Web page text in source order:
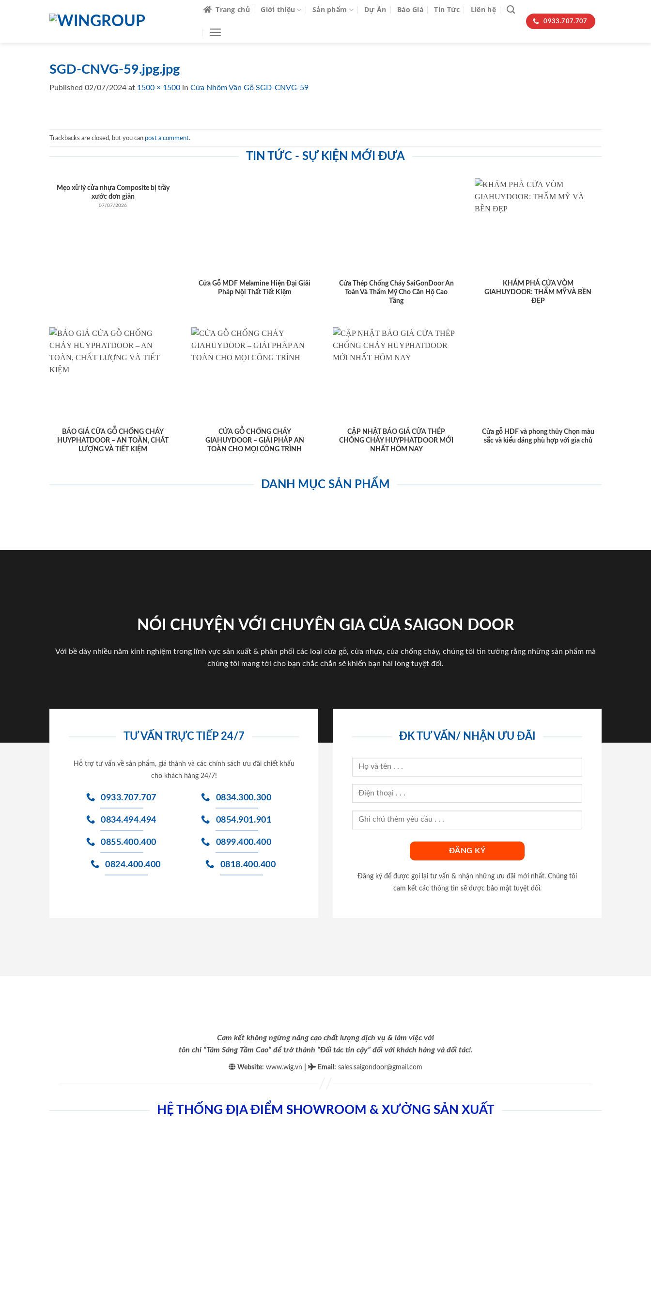
Trang chủ Giới thiệu Sản phẩm Dự Án Báo Giá Tin Tức Liên hệ
0933.707.707
SGD-CNVG-59.jpg.jpg
Published 02/07/2024 at 1500 × 1500 in Cửa Nhôm Vân Gỗ SGD-CNVG-59
Trackbacks are closed, but you can post a comment.
TIN TỨC - SỰ KIỆN MỚI ĐƯA
Mẹo xử lý cửa nhựa Composite bị trầy
xước đơn giản
07/07/2026
Cửa Gỗ MDF Melamine Hiện Đại Giải
Pháp Nội Thất Tiết Kiệm
Cửa Thép Chống Cháy SaiGonDoor An
Toàn Và Thẩm Mỹ Cho Căn Hộ Cao
Tầng
KHÁM PHÁ CỬA VÒM
GIAHUYDOOR: THẨM MỸ VÀ BỀN
ĐẸP
BÁO GIÁ CỬA GỖ CHỐNG CHÁY
HUYPHATDOOR – AN TOÀN, CHẤT
LƯỢNG VÀ TIẾT KIỆM
CỬA GỖ CHỐNG CHÁY
GIAHUYDOOR – GIẢI PHÁP AN
TOÀN CHO MỌI CÔNG TRÌNH
CẬP NHẬT BÁO GIÁ CỬA THÉP
CHỐNG CHÁY HUYPHATDOOR MỚI
NHẤT HÔM NAY
Cửa gỗ HDF và phong thủy Chọn màu
sắc và kiểu dáng phù hợp với gia chủ
DANH MỤC SẢN PHẨM
NÓI CHUYỆN VỚI CHUYÊN GIA CỦA SAIGON DOOR
Với bề dày nhiều năm kinh nghiệm trong lĩnh vực sản xuất & phân phối các loại cửa gỗ, cửa nhựa, của chống cháy, chúng tôi tin tưởng rằng những sản phẩm mà
chúng tôi mang tới cho bạn chắc chắn sẽ khiến bạn hài lòng tuyệt đối.
TƯ VẤN TRỰC TIẾP 24/7
Hỗ trợ tư vấn về sản phẩm, giá thành và các chính sách ưu đãi chiết khấu
cho khách hàng 24/7!
0933.707.707
0834.494.494
0855.400.400
0824.400.400
0834.300.300
0854.901.901
0899.400.400
0818.400.400
ĐK TƯ VẤN/ NHẬN ƯU ĐÃI
Đăng ký để được gọi lại tư vấn & nhận những ưu đãi mới nhất. Chúng tôi
cam kết các thông tin sẽ được bảo mật tuyệt đối.
Cam kết không ngừng nâng cao chất lượng dịch vụ & làm việc với
tôn chỉ “Tâm Sáng Tầm Cao” để trở thành “Đối tác tin cậy” đối với khách hàng và đối tác!.
Website: www.wig.vn Email : sales.saigondoor@gmail.com
HỆ THỐNG ĐỊA ĐIỂM SHOWROOM & XƯỞNG SẢN XUẤT